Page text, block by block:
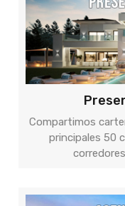
Compartimos
principales 50